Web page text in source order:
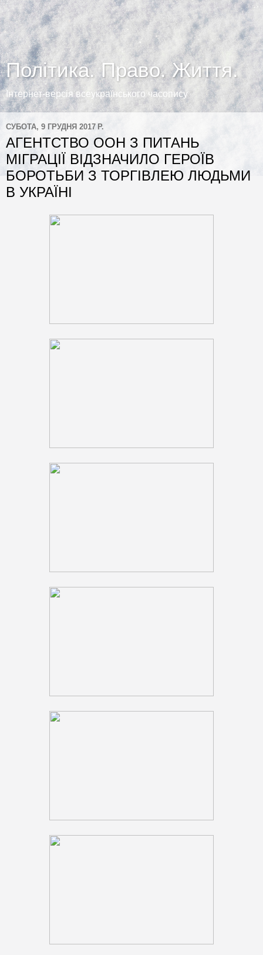
Політика. Право. Життя.
Інтернет-версія всеукраїнського часопису
СУБОТА, 9 ГРУДНЯ 2017 Р.
АГЕНТСТВО ООН З ПИТАНЬ
МІГРАЦІЇ ВІДЗНАЧИЛО ГЕРОЇВ
БОРОТЬБИ З ТОРГІВЛЕЮ ЛЮДЬМИ
В УКРАЇНІ